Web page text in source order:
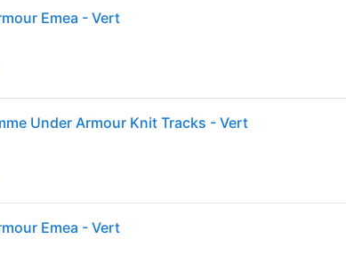
Emea - Vert
Under Armour Knit Tracks - Vert
Emea - Vert